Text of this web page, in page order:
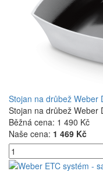
Stojan na drůbež Weber
Stojan na drůbež Weber
Běžná cena: 1 490 Kč
Naše cena: 1 469 Kč